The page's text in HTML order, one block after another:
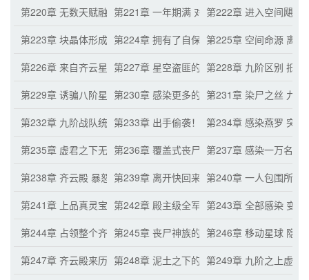
第220章 无数天赋融合同化天赋之中 真正的八阶境界极致
第221章 一年期满 对抗雪玉秘境的排斥力
第222章 进入空间飓风
第223章 块晶体形成的多面菱体第224章 拥有了自保之力 虚君之下皆蝼蚁
第225章 空间命源 离开
第226章 来自齐云星的星空盗匪第227章 星空盗匪的来源第228章 九阶区别 抵达
第229章 诱骗八阶星空盗匪前来第230章 感染更多的星空盗匪第231章 染尸之丝 九阶
第232章 九阶战队统领燕罗第233章 出手偷袭！
第234章 感染燕罗 突
第235章 虚君之下无敌 尸源强化的逆天第236章 覆盖式丧尸同化 齐云星武器防御中枢
第237章 感染一万名九
第238章 齐云殿 暴怒的赫章第239章 离开快回来更快的赫章第240章 一人包围所有
第241章 上品真灵宝器 想要逃走的赫章第242章 殿主级全军覆没 高级文明种族的探子
第243章 全部感染 变
第244章 占领整个齐云星第245章 丧尸神族的特性第246章 移动星球 隐
第247章 齐云殿来历 奇怪泥土第248章 泥土之下的源头第249章 九阶之上虚君